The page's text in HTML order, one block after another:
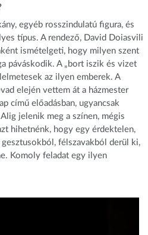
egyéb rosszindulatú figura, és
típus. A rendező, David Doiasvili
ismételgeti, hogy milyen szent
páváskodik. A „bort iszik és vizet
az ilyen emberek. A
elején vettem át a házmester
című előadásban, ugyancsak
jelenik meg a színen, mégis
hihetnénk, hogy egy érdektelen,
félszavakból derül ki,
Komoly feladat egy ilyen